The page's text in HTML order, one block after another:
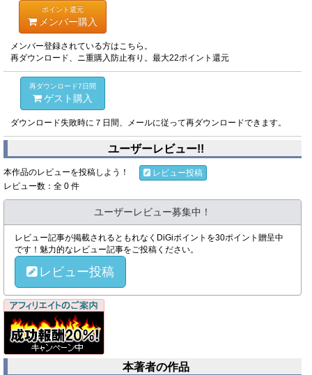
ポイント還元
メンバー購入
メンバー登録されている方はこちら。
再ダウンロード、ニ重購入防止有り。最大22ポイント還元
再ダウンロード7日間
ゲスト購入
ダウンロード失敗時に７日間、メールに従って再ダウンロードできます。
ユーザーレビュー!!
本作品のレビューを投稿しよう！
レビュー投稿
レビュー数：全 0 件
ユーザーレビュー募集中！
レビュー記事が掲載されるともれなくDiGiポイントを30ポイント贈呈中
です！魅力的なレビュー記事をご投稿ください。
レビュー投稿
本著者の作品